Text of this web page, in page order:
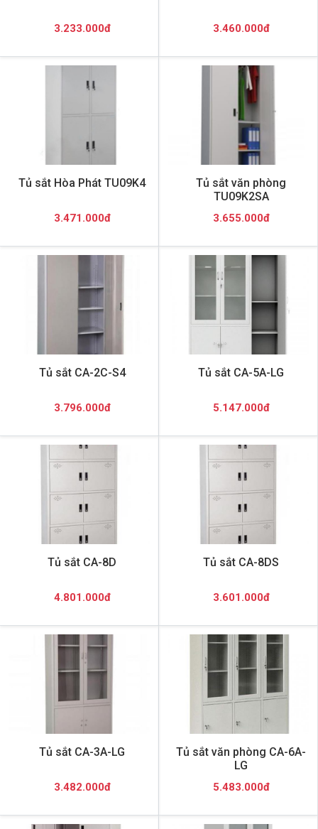
3.233.000đ 3.460.000đ
Tủ sắt Hòa Phát TU09K4
3.471.000đ
Tủ sắt văn phòng
TU09K2SA
3.655.000đ
Tủ sắt CA-2C-S4
3.796.000đ
Tủ sắt CA-5A-LG
5.147.000đ
Tủ sắt CA-8D
4.801.000đ
Tủ sắt CA-8DS
3.601.000đ
Tủ sắt CA-3A-LG
3.482.000đ
Tủ sắt văn phòng CA-6A-
LG
5.483.000đ